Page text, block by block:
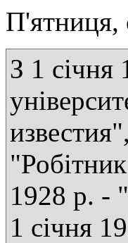
П'ятниця,
З 1 січня
1928 р. -
1 січня